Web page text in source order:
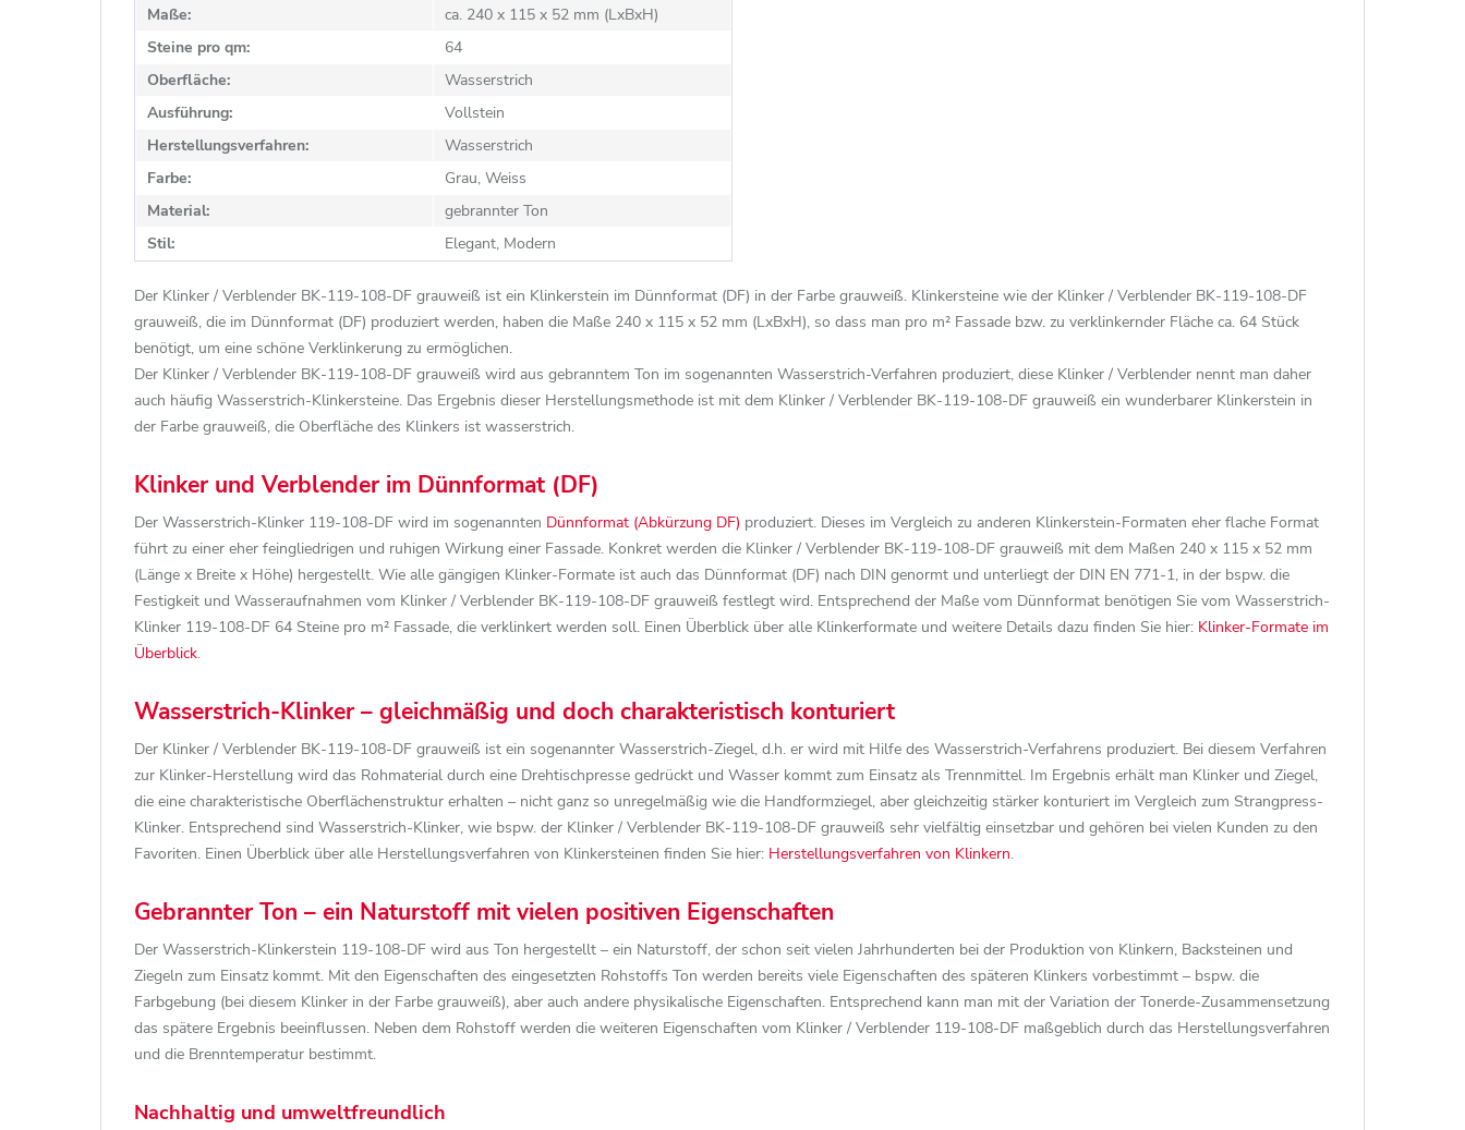
Maße:
ca. 240 x 115 x 52 mm (LxBxH)
Steine pro qm:
64
Oberfläche:
Wasserstrich
Ausführung:
Vollstein
Herstellungsverfahren:
Wasserstrich
Farbe:
Grau, Weiss
Material:
gebrannter Ton
Stil:
Elegant, Modern
Der Klinker / Verblender BK-119-108-DF grauweiß ist ein Klinkerstein im Dünnformat (DF) in der Farbe grauweiß. Klinkersteine wie der Klinker / Verblender BK-119-108-DF
grauweiß, die im Dünnformat (DF) produziert werden, haben die Maße 240 x 115 x 52 mm (LxBxH), so dass man pro m² Fassade bzw. zu verklinkernder Fläche ca. 64 Stück
benötigt, um eine schöne Verklinkerung zu ermöglichen.
Der Klinker / Verblender BK-119-108-DF grauweiß wird aus gebranntem Ton im sogenannten Wasserstrich-Verfahren produziert, diese Klinker / Verblender nennt man daher
auch häufig Wasserstrich-Klinkersteine. Das Ergebnis dieser Herstellungsmethode ist mit dem Klinker / Verblender BK-119-108-DF grauweiß ein wunderbarer Klinkerstein in
der Farbe grauweiß, die Oberfläche des Klinkers ist wasserstrich.
Klinker und Verblender im Dünnformat (DF)
Der Wasserstrich-Klinker 119-108-DF wird im sogenannten Dünnformat (Abkürzung DF) produziert. Dieses im Vergleich zu anderen Klinkerstein-Formaten eher flache Format
führt zu einer eher feingliedrigen und ruhigen Wirkung einer Fassade. Konkret werden die Klinker / Verblender BK-119-108-DF grauweiß mit dem Maßen 240 x 115 x 52 mm
(Länge x Breite x Höhe) hergestellt. Wie alle gängigen Klinker-Formate ist auch das Dünnformat (DF) nach DIN genormt und unterliegt der DIN EN 771-1, in der bspw. die
Festigkeit und Wasseraufnahmen vom Klinker / Verblender BK-119-108-DF grauweiß festlegt wird. Entsprechend der Maße vom Dünnformat benötigen Sie vom Wasserstrich-
Klinker 119-108-DF 64 Steine pro m² Fassade, die verklinkert werden soll. Einen Überblick über alle Klinkerformate und weitere Details dazu finden Sie hier: Klinker-Formate im
Überblick.
Wasserstrich-Klinker – gleichmäßig und doch charakteristisch konturiert
Der Klinker / Verblender BK-119-108-DF grauweiß ist ein sogenannter Wasserstrich-Ziegel, d.h. er wird mit Hilfe des Wasserstrich-Verfahrens produziert. Bei diesem Verfahren
zur Klinker-Herstellung wird das Rohmaterial durch eine Drehtischpresse gedrückt und Wasser kommt zum Einsatz als Trennmittel. Im Ergebnis erhält man Klinker und Ziegel,
die eine charakteristische Oberflächenstruktur erhalten – nicht ganz so unregelmäßig wie die Handformziegel, aber gleichzeitig stärker konturiert im Vergleich zum Strangpress-
Klinker. Entsprechend sind Wasserstrich-Klinker, wie bspw. der Klinker / Verblender BK-119-108-DF grauweiß sehr vielfältig einsetzbar und gehören bei vielen Kunden zu den
Favoriten. Einen Überblick über alle Herstellungsverfahren von Klinkersteinen finden Sie hier: Herstellungsverfahren von Klinkern.
Gebrannter Ton – ein Naturstoff mit vielen positiven Eigenschaften
Der Wasserstrich-Klinkerstein 119-108-DF wird aus Ton hergestellt – ein Naturstoff, der schon seit vielen Jahrhunderten bei der Produktion von Klinkern, Backsteinen und
Ziegeln zum Einsatz kommt. Mit den Eigenschaften des eingesetzten Rohstoffs Ton werden bereits viele Eigenschaften des späteren Klinkers vorbestimmt – bspw. die
Farbgebung (bei diesem Klinker in der Farbe grauweiß), aber auch andere physikalische Eigenschaften. Entsprechend kann man mit der Variation der Tonerde-Zusammensetzung
das spätere Ergebnis beeinflussen. Neben dem Rohstoff werden die weiteren Eigenschaften vom Klinker / Verblender 119-108-DF maßgeblich durch das Herstellungsverfahren
und die Brenntemperatur bestimmt.
Nachhaltig und umweltfreundlich